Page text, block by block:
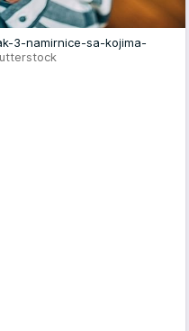
3-namirnice-sa-kojima-